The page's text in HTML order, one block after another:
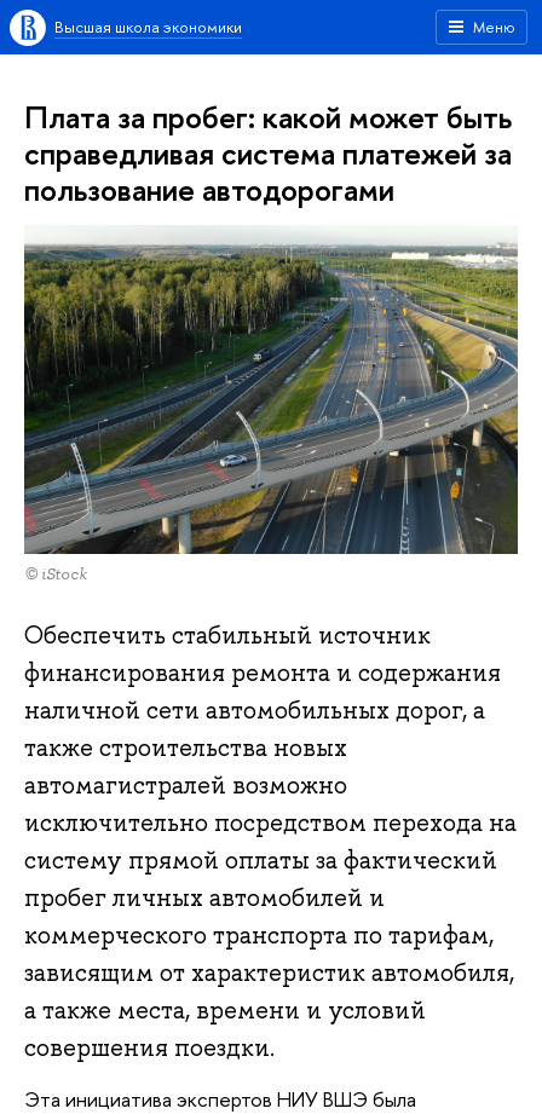
Меню
Высшая школа экономики
Плата за пробег: какой может быть
справедливая система платежей за
пользование автодорогами
© iStock
Обеспечить стабильный источник
финансирования ремонта и содержания
наличной сети автомобильных дорог, а
также строительства новых
автомагистралей возможно
исключительно посредством перехода на
систему прямой оплаты за фактический
пробег личных автомобилей и
коммерческого транспорта по тарифам,
зависящим от характеристик автомобиля,
а также места, времени и условий
совершения поездки.
Эта инициатива экспертов НИУ ВШЭ была